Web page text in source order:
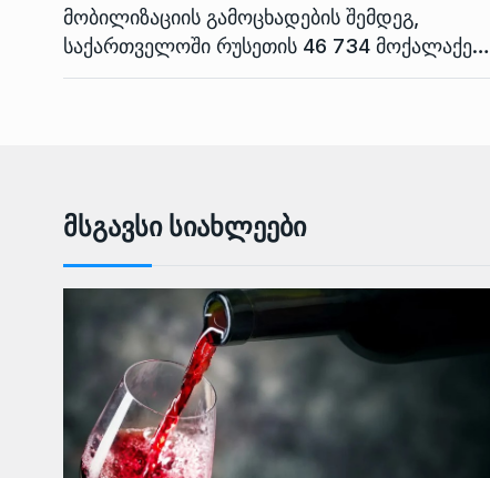
მობილიზაციის გამოცხადების შემდეგ,
საქართველოში რუსეთის 46 734 მოქალაქე…
Მსგავსი Სიახლეები